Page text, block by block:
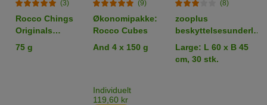
(3)
Rocco Chings
Originals
Kyllingebryst i
strimler
75 g
(9)
Økonomipakke:
Rocco Cubes
And 4 x 150 g
Individuelt
119,60 kr
(8)
zooplus
beskyttelsesunderlag
til hundehvalpe
Large: L 60 x B 45
cm, 30 stk.